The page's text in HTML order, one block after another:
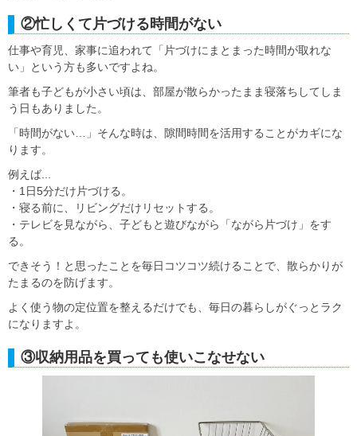
②忙しくて片づける時間がない
仕事や育児、家事に追われて「片づけにまとまった時間が取れな
い」という方も多いですよね。
筆者も子どもが小さい頃は、部屋が散らかったまま寝落ちしてしま
う日もありました。
「時間がない…」そんな時は、隙間時間を活用することがカギにな
ります。
例えば...
・1日5分だけ片づける。
・寝る前に、リビングだけリセットする。
・テレビを見ながら、子どもと遊びながら「ながら片づけ」をす
る。
できそう！と思ったことを毎日コツコツ続けることで、散らかりが
たまるのを防げます。
よく使う物の定位置を整えるだけでも、毎日の暮らしがぐっとラク
になりますよ。
③収納用品を買っても使いこなせない